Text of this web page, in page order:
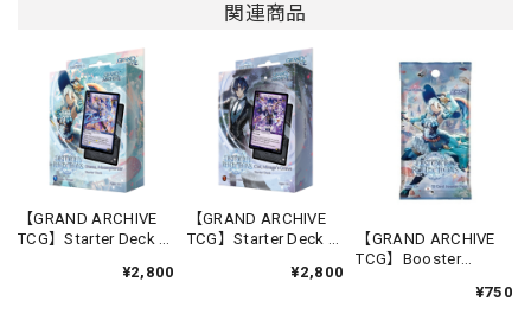
関連商品
【GRAND ARCHIVE
TCG】Starter Deck -
Moonpiercer【Distor
¥2,800
【GRAND ARCHIVE
TCG】Starter Deck -
Grave【Distorted¥2,800
【GRAND ARCHIVE
TCG】Booster
Reflections】《英語
¥750